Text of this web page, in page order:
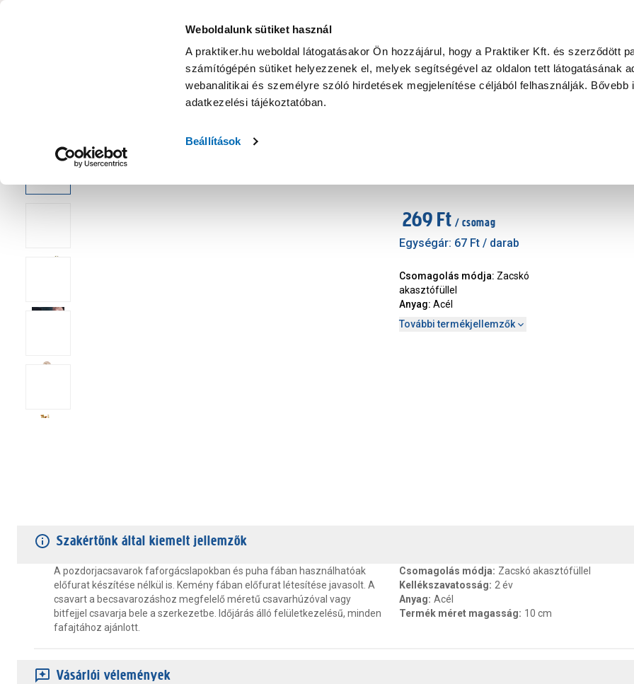
Weboldalunk sütiket használ
A praktiker.hu weboldal látogatásakor Ön hozzájárul, hogy a Praktiker Kft. és szerződött
számítógépén sütiket helyezzenek el, melyek segítségével az oldalon tett látogatásának
webanalitikai és személyre szóló hirdetések megjelenítése céljából felhasználják. Bővebb
adatkezelési tájékoztatóban.
Beállítások
KATEGÓRIÁK
Nyereményjáték Praktiker Professional Szakiajánló Ügyintézés és Információ
269 Ft / csomag
Egységár: 67 Ft / darab
Csomagolás módja: Zacskó
akasztófüllel
Anyag: Acél
További termékjellemzők
Szakértőnk által kiemelt jellemzők
A pozdorjacsavarok faforgácslapokban és puha fában használhatóak
előfurat készítése nélkül is. Kemény fában előfurat létesítése javasolt. A
csavart a becsavarozáshoz megfelelő méretű csavarhúzóval vagy
bitfejjel csavarja bele a szerkezetbe. Időjárás álló felületkezelésű, minden
fafajtához ajánlott.
Csomagolás módja: Zacskó akasztófüllel
Kellékszavatosság: 2 év
Anyag: Acél
Termék méret magasság: 10 cm
Vásárlói vélemények